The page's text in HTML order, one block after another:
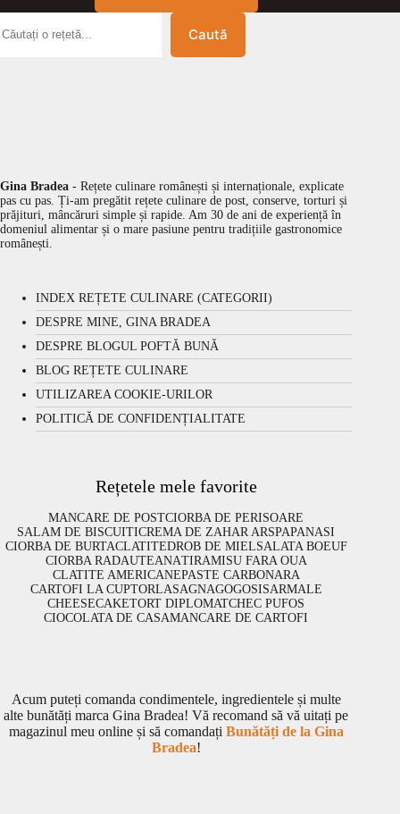
Caută
Gina Bradea - Rețete culinare românești și internaționale, explicate
pas cu pas. Ți-am pregătit rețete culinare de post, conserve, torturi și
prăjituri, mâncăruri simple și rapide. Am 30 de ani de experiență în
domeniul alimentar și o mare pasiune pentru tradițiile gastronomice
românești.
INDEX REȚETE CULINARE (CATEGORII)
DESPRE MINE, GINA BRADEA
DESPRE BLOGUL POFTĂ BUNĂ
BLOG REȚETE CULINARE
UTILIZAREA COOKIE-URILOR
POLITICĂ DE CONFIDENȚIALITATE
Rețetele mele favorite
MANCARE DE POSTCIORBA DE PERISOARE
SALAM DE BISCUITICREMA DE ZAHAR ARSPAPANASI
CIORBA DE BURTACLATITEDROB DE MIELSALATA BOEUF
CIORBA RADAUTEANATIRAMISU FARA OUA
CLATITE AMERICANEPASTE CARBONARA
CARTOFI LA CUPTORLASAGNAGOGOSISARMALE
CHEESECAKETORT DIPLOMATCHEC PUFOS
CIOCOLATA DE CASAMANCARE DE CARTOFI
Acum puteți comanda condimentele, ingredientele și multe
alte bunătăți marca Gina Bradea! Vă recomand să vă uitați pe
magazinul meu online și să comandați Bunătăți de la Gina
Bradea!